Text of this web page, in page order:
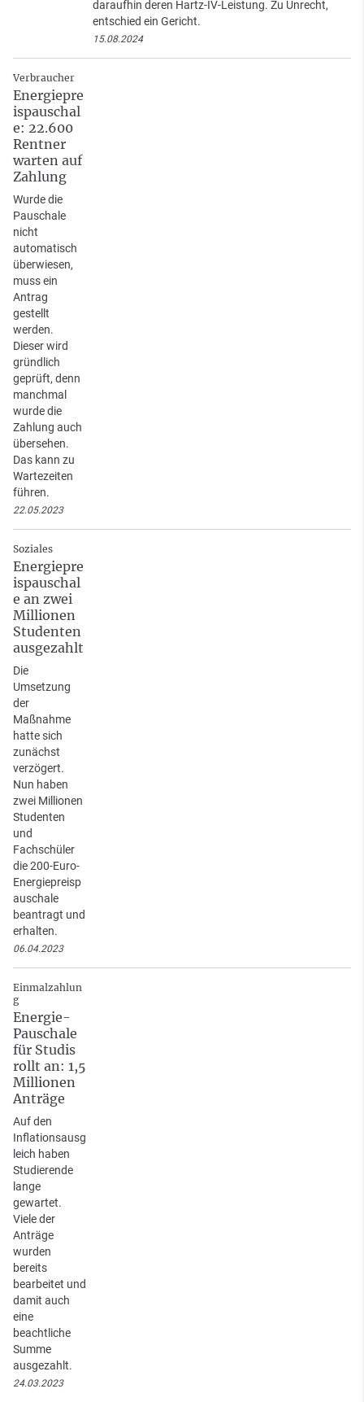
daraufhin deren Hartz-IV-Leistung. Zu Unrecht,
entschied ein Gericht.
15.08.2024
Verbraucher
Energiepre
ispauschal
e: 22.600
Rentner
warten auf
Zahlung
Wurde die
Pauschale
nicht
automatisch
überwiesen,
muss ein
Antrag
gestellt
werden.
Dieser wird
gründlich
geprüft, denn
manchmal
wurde die
Zahlung auch
übersehen.
Das kann zu
Wartezeiten
führen.
22.05.2023
Soziales
Energiepre
ispauschal
e an zwei
Millionen
Studenten
ausgezahlt
Die
Umsetzung
der
Maßnahme
hatte sich
zunächst
verzögert.
Nun haben
zwei Millionen
Studenten
und
Fachschüler
die 200-Euro-
Energiepreisp
auschale
beantragt und
erhalten.
06.04.2023
Einmalzahlun
g
Energie-
Pauschale
für Studis
rollt an: 1,5
Millionen
Anträge
Auf den
Inflationsausg
leich haben
Studierende
lange
gewartet.
Viele der
Anträge
wurden
bereits
bearbeitet und
damit auch
eine
beachtliche
Summe
ausgezahlt.
24.03.2023